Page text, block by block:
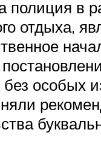
полиция в
отдыха,
без особых